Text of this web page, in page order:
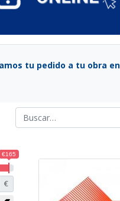
tu pedido a tu obra
€165
€